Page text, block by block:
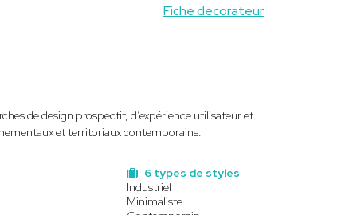
Fiche decorateur
de design prospectif, d’expérience utilisateur et
et territoriaux contemporains.
6 types de styles
Industriel
Minimaliste